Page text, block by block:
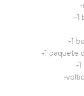
-1
-1
-1 paquete
-
-
Vestimenta y